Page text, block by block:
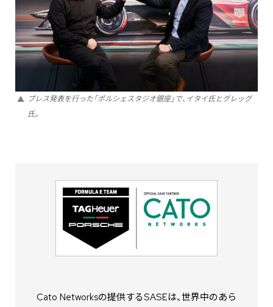
プレス発表を行った「ポルシェスタジオ銀座」で、イタイ氏とグレッグ
氏。
Cato Networksの提供するSASEは、世界中のあら